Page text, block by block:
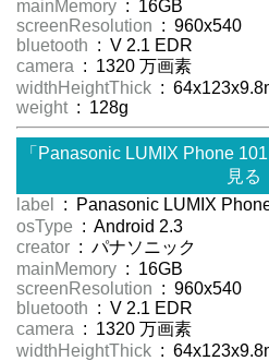
mainMemory : 16GB
screenResolution : 960x540
bluetooth : V 2.1 EDR
camera : 1320 万画素
widthHeightThick :
weight : 128g
「Panasonic LUMIX Phone
見る
label
: Panasonic LUMIX
osType : Android 2.3
creator : パナソニック
mainMemory : 16GB
screenResolution : 960x540
bluetooth : V 2.1 EDR
camera : 1320 万画素
widthHeightThick :